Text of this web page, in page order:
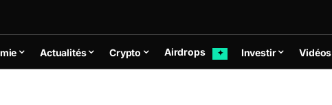
Actualités Crypto Airdrops ✦ Investir Vidéos